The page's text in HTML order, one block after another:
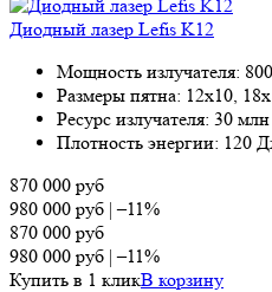
Диодный лазер Lefis K12
Мощность излучателя:
Размеры пятна: 12х10,
Ресурс излучателя: 30
Плотность энергии: 120
870 000 руб
980 000 руб |–11%
870 000 руб
980 000 руб |–11%
Купить в 1 кликВ корзину